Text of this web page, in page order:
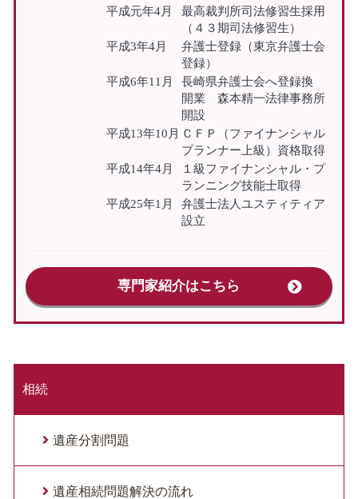
平成元年4月
最高裁判所司法修習生採用
（４３期司法修習生）
平成3年4月
弁護士登録（東京弁護士会
登録）
平成6年11月
長崎県弁護士会へ登録換
開業 森本精一法律事務所
開設
平成13年10月 ＣＦＰ（ファイナンシャル
プランナー上級）資格取得
平成14年4月
１級ファイナンシャル・プ
ランニング技能士取得
平成25年1月
弁護士法人ユスティティア
設立
専門家紹介はこちら
相続
遺産分割問題
遺産相続問題解決の流れ